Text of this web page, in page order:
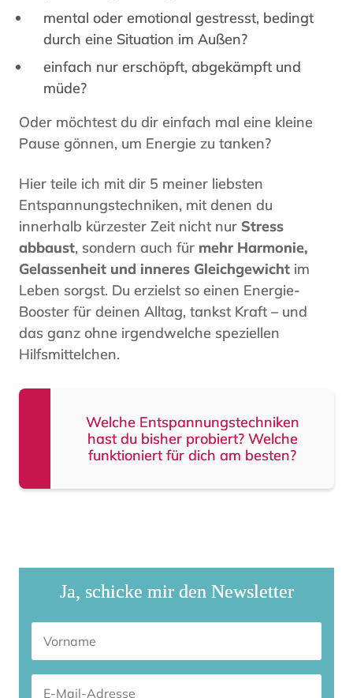
mental oder emotional gestresst, bedingt
durch eine Situation im Außen?
einfach nur erschöpft, abgekämpft und
müde?
Oder möchtest du dir einfach mal eine kleine
Pause gönnen, um Energie zu tanken?
Hier teile ich mit dir 5 meiner liebsten
Entspannungstechniken, mit denen du
innerhalb kürzester Zeit nicht nur Stress
abbaust, sondern auch für mehr Harmonie,
Gelassenheit und inneres Gleichgewicht im
Leben sorgst. Du erzielst so einen Energie-
Booster für deinen Alltag, tankst Kraft – und
das ganz ohne irgendwelche speziellen
Hilfsmittelchen.
Welche Entspannungstechniken
hast du bisher probiert? Welche
funktioniert für dich am besten?
Ja, schicke mir den Newsletter